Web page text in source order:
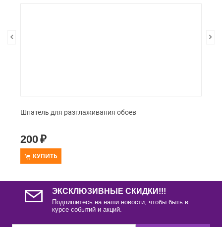
Шпатель для разглаживания обоев
200₽
КУПИТЬ
ЭКСКЛЮЗИВНЫЕ СКИДКИ!!!
Подпишитесь на наши новости, чтобы быть в
курсе событий и акций.